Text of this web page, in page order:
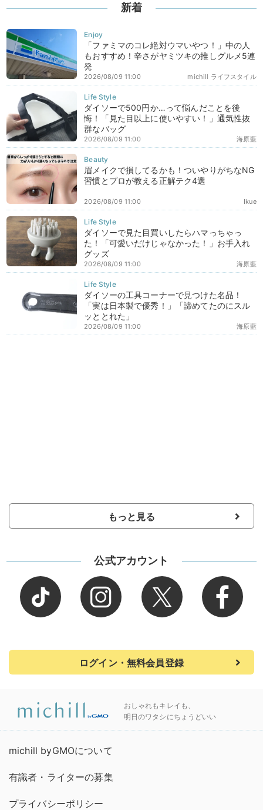
新着
「ファミマのコレ絶対ウマいやつ！」中の人
もおすすめ！辛さがヤミツキの推しグルメ5連
発
michill ライフスタイル
2026/08/09 11:00
ダイソーで500円か…って悩んだことを後
悔！「見た目以上に使いやすい！」通気性抜
群なバッグ
海原藍
2026/08/09 11:00
眉メイクで損してるかも！ついやりがちなNG
習慣とプロが教える正解テク4選
Ikue
2026/08/09 11:00
ダイソーで見た目買いしたらハマっちゃっ
た！「可愛いだけじゃなかった！」お手入れ
グッズ
海原藍
2026/08/09 11:00
ダイソーの工具コーナーで見つけた名品！
「実は日本製で優秀！」「諦めてたのにスル
ッととれた」
海原藍
2026/08/09 11:00
もっと見る
公式アカウント
ログイン・無料会員登録
おしゃれもキレイも、
明日のワタシにちょうどいい
michill byGMOについて
有識者・ライターの募集
プライバシーポリシー